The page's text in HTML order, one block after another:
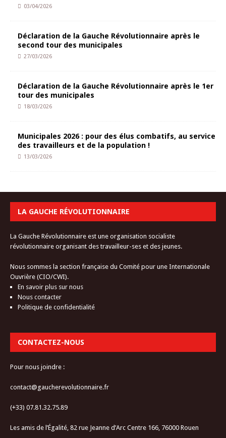
03/04/2026
Déclaration de la Gauche Révolutionnaire après le
second tour des municipales
27/03/2026
Déclaration de la Gauche Révolutionnaire après le 1er
tour des municipales
18/03/2026
Municipales 2026 : pour des élus combatifs, au service
des travailleurs et de la population !
13/03/2026
LA GAUCHE RÉVOLUTIONNAIRE
La Gauche Révolutionnaire est une organisation socialiste
révolutionnaire organisant des travailleur-ses et des jeunes.
Nous sommes la section française du Comité pour une Internationale
Ouvrière (CIO/CWI).
En savoir plus sur nous
Nous contacter
Politique de confidentialité
CONTACTEZ-NOUS
Pour nous joindre :
contact@gaucherevolutionnaire.fr
(+33) 07.81.32.75.89
Les amis de l’Égalité, 82 rue Jeanne d’Arc Centre 166, 76000 Rouen